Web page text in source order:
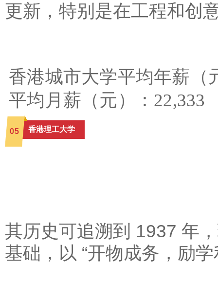
更新，特别是在工程和创
香港城市大学平均年薪（
平均月薪（元）：22,333
05 香港理工大学
其历史可追溯到 1937 年
基础，以 “开物成务，励